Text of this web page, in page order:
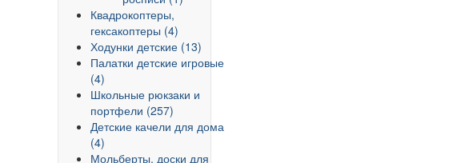
Квадрокоптеры,
гексакоптеры (4)
Ходунки детские (13)
Палатки детские игровые
(4)
Школьные рюкзаки и
портфели (257)
Детские качели для дома
(4)
Мольберты, доски для